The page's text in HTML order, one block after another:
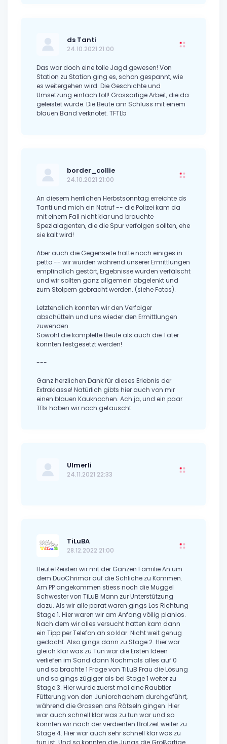
ds Tanti
24.10.2021 21:00
Das war doch eine tolle Jagd gewesen! Von
Station zu Station ging es, schon gespannt, wie
es weitergehen wird. Die Geschichte und
Umsetzung einfach toll! Grossartige Arbeit, die da
geleistet wurde. Die Beute am Schluss mit einem
blauen Band verknotet. TFTLb
border_collie
24.10.2021 21:00
An diesem herrlichen Herbstsonntag erreichte ds
Tanti und mich ein Notruf -- die Polizei kam da
mit einem Fall nicht klar und brauchte
Spezialagenten, die die Spur verfolgen sollten, ehe
sie kalt wird!
Aber auch die Gegenseite hatte noch einiges in
petto -- wir wurden während unserer Ermittlungen
empfindlich gestört, Ergebnisse wurden verfälscht
und wir sollten ganz allgemein abgelenkt und
zum Stolpern gebracht werden. (siehe Fotos).
Letztendlich konnten wir den Verfolger
abschütteln und uns wieder den Ermittlungen
zuwenden.
Sowohl die komplette Beute als auch die Täter
konnten festgesetzt werden!
---
Ganz herzlichen Dank für dieses Erlebnis der
Extraklasse! Natürlich gibts hier auch von mir
einen blauen Kauknochen. Ach ja, und ein paar
TBs haben wir noch getauscht.
Ulmerli
24.11.2021 22:33
TiLuBA
28.12.2022 21:00
Heute Reisten wir mit der Ganzen Familie An um
dem DuoChrimar auf die Schliche zu Kommen.
Am PP angekommen stiess noch die Muggel
Schwester von TiLuB Mann zur Unterstützung
dazu. Als wir alle parat waren gings Los Richtung
Stage 1. Hier waren wir am Anfang völlig planlos.
Nach dem wir alles versucht hatten kam dann
ein Tipp per Telefon ah so klar. Nicht weit genug
gedacht. Also gings dann zu Stage 2. Hier war
gleich klar was zu Tun war die Ersten Ideen
verliefen im Sand dann Nochmals alles auf 0
und so brachte 1 Frage von TiLuB Frau die Lösung
und so gings zügiger als bei Stage 1 weiter zu
Stage 3. Hier wurde zuerst mal eine Raubtier
Fütterung von den Juniorchachern durchgeführt,
während die Grossen ans Rätseln gingen. Hier
war auch schnell klar was zu tun war und so
konnten wir nach der verdienten Brotzeit weiter zu
Stage 4. Hier war auch sehr schnell klar was zu